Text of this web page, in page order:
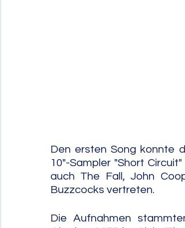
Den ersten Song konnte
10"-Sampler "Short
auch The Fall, John
Buzzcocks vertreten.
Die Aufnahmen